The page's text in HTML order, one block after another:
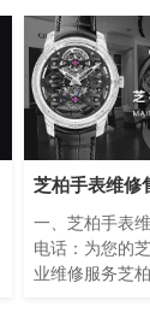
一、芝柏手表
电话：为您的
业维修服务芝